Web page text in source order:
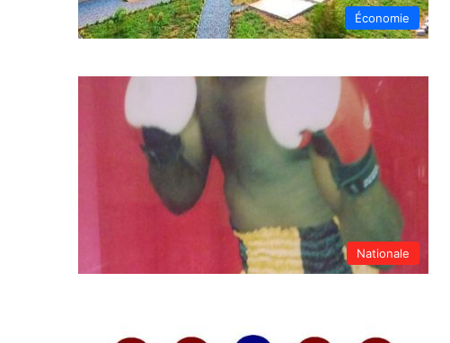
Économie
Nationale